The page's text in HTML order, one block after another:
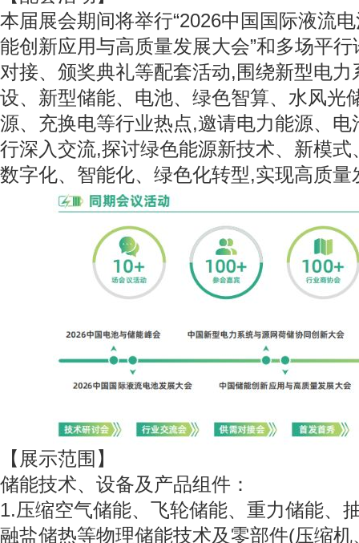
本届展会期间将举行“2026中国国际液流
能创新应用与高质量发展大会”和多场平
对接、颁奖典礼等配套活动,围绕新型电
设、新型储能、电池、绿色智算、水风光
源、充换电等行业热点,邀请电力能源、
行深入交流,探讨绿色能源新技术、新模
数字化、智能化、绿色化转型,实现高质量
【展示范围】
储能技术、设备及产品组件：
1.压缩空气储能、飞轮储能、重力储能、
融盐储热等物理储能技术及零部件(压缩